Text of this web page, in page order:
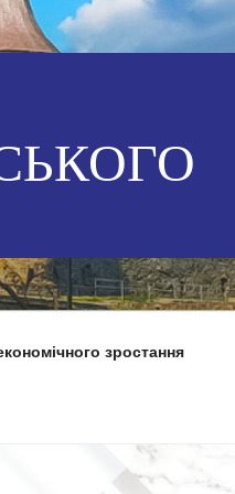
зростання